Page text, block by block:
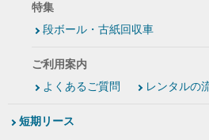
特集
段ボール・古紙回収車
ご利用案内
よくあるご質問
レンタルの
短期リース